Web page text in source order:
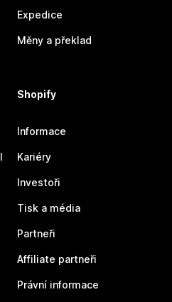
Expedice
Měny a překlad
Shopify
Informace
Kariéry
Investoři
Tisk a média
Partneři
Affiliate partneři
Právní informace